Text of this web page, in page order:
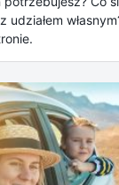
udziałem